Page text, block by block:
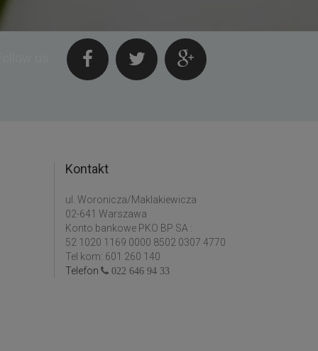
Kontakt
ul. Woronicza/Maklakiewicza
02-641 Warszawa
Konto bankowe PKO BP SA :
52 1020 1169 0000 8502 0307 4770
Tel kom: 601 260 140
Telefon
022 646 94 33